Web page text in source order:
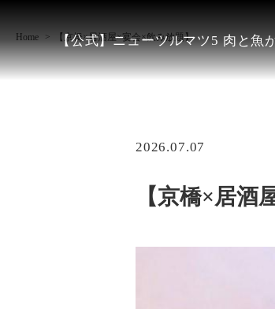
【公式】ニューツルマツ5 肉と魚
Home 【京橋×居酒屋×宴会×飲み放題】
2026.07.07
【京橋×居酒